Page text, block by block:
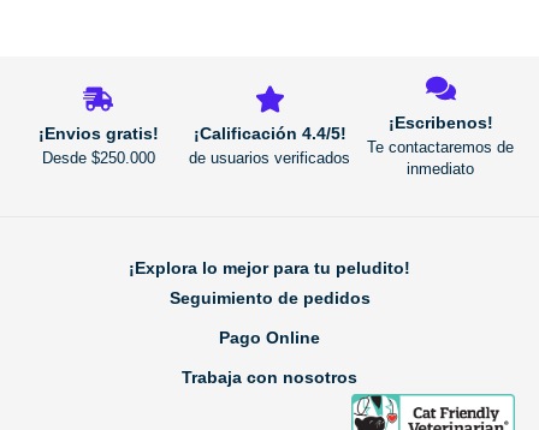
¡Envios gratis!
Desde $250.000
¡Calificación 4.4/5!
de usuarios verificados
¡Escribenos!
Te contactaremos de
inmediato
¡Explora lo mejor para tu peludito!
Seguimiento de pedidos
Pago Online
Trabaja con nosotros